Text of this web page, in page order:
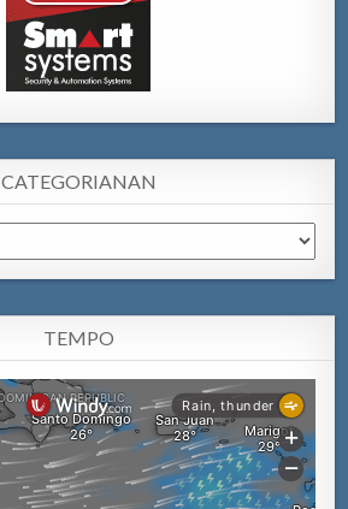
CATEGORIANAN
TEMPO